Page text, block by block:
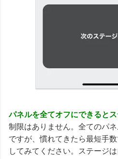
パネルを全てオフにできると
制限はありません。全てのパ
ですが、慣れてきたら最短手
してみてください。ステージ